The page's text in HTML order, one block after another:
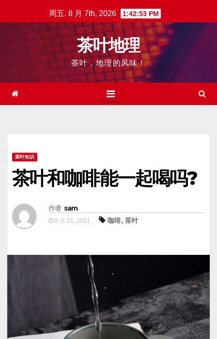
至
周五. 8 月 7th, 2026 1:42:54 PM
茶叶地理
茶叶，地理的风味！
茶叶知识
茶叶和咖啡能一起喝吗?
作者 sam
8 月 31, 2021 咖啡, 茶叶